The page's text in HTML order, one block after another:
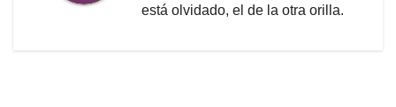
está olvidado, el de la otra orilla.